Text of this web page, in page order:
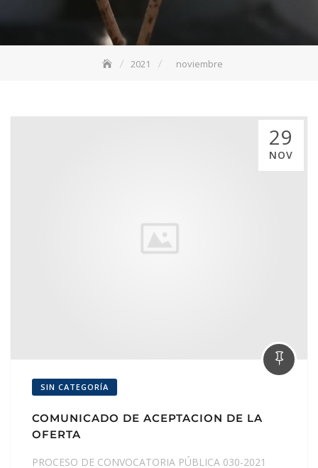
2021 noviembre
29
NOV
SIN CATEGORÍA
COMUNICADO DE ACEPTACION DE LA
OFERTA
PROCESO DE CONVOCATORIA PÚBLICA 030-2021